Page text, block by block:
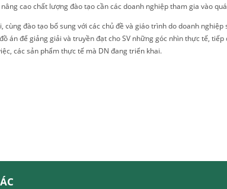
cao chất lượng đào tạo cần các doanh nghiệp tham gia vào
đào tạo bổ sung với các chủ đề và giáo trình do doanh
án để giảng giải và truyền đạt cho SV những góc nhìn thực tế,
các sản phẩm thực tế mà DN đang triển khai.